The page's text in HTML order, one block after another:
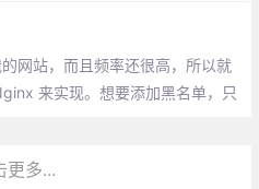
网站，而且频率还很高，所以就
来实现。想要添加黑名单，只
更多...